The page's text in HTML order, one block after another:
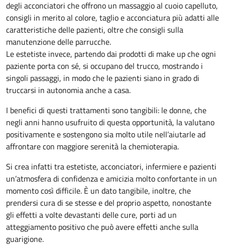
degli acconciatori che offrono un massaggio al cuoio capelluto,
consigli in merito al colore, taglio e acconciatura più adatti alle
caratteristiche delle pazienti, oltre che consigli sulla
manutenzione delle parrucche.
Le estetiste invece, partendo dai prodotti di make up che ogni
paziente porta con sé, si occupano del trucco, mostrando i
singoli passaggi, in modo che le pazienti siano in grado di
truccarsi in autonomia anche a casa.
I benefici di questi trattamenti sono tangibili: le donne, che
negli anni hanno usufruito di questa opportunità, la valutano
positivamente e sostengono sia molto utile nell’aiutarle ad
affrontare con maggiore serenità la chemioterapia.
Si crea infatti tra estetiste, acconciatori, infermiere e pazienti
un’atmosfera di confidenza e amicizia molto confortante in un
momento così difficile. È un dato tangibile, inoltre, che
prendersi cura di se stesse e del proprio aspetto, nonostante
gli effetti a volte devastanti delle cure, porti ad un
atteggiamento positivo che può avere effetti anche sulla
guarigione.